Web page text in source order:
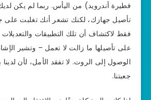
فطيرة أندرويد) من اليأس. ربما لم يكن
تأصيل جهازك، لكنك تشعر أنك تغلبت على
فقط لاكتشاف أن تلك التطبيقات
على تأصيلها ما زالت لا تعمل – وتشير
الوصول إلى الروت. لا تفقد الأمل، لأن
جعبتنا.